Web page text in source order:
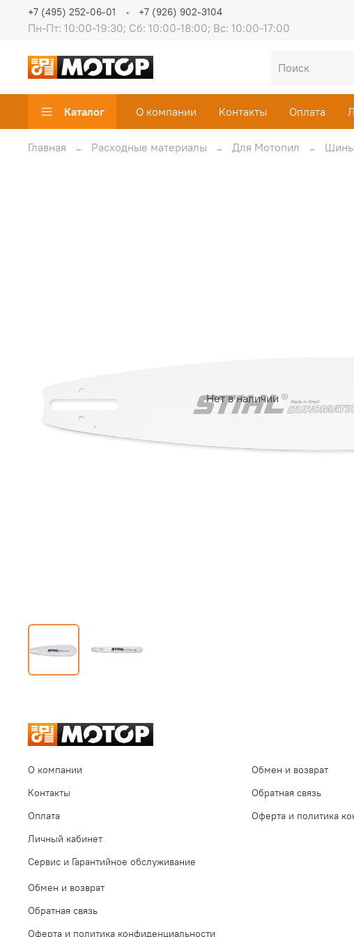
Пн-Пт: 10:00-19:30; Сб: 10:00-18:00; Вс: 10:00-17:00
+7 (495) 252-06-01 +7 (926) 902-3104
Каталог О компании Контакты Оплата
Главная Расходные материалы Для Мотопил Шины
Нет в наличии
О компании
Контакты
Оплата
Личный кабинет
Сервис и Гарантийное обслуживание
Обмен и возврат
Обратная связь
Оферта и политика
Обмен и возврат
Обратная связь
Оферта и политика конфиденциальности